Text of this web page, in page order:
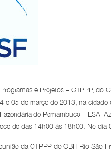
e Projetos – CTPPP, do
e 05 de março de 2013, na
de Pernambuco –
de das 14h00 às 18h00. No dia
da CTPPP do CBH Rio São